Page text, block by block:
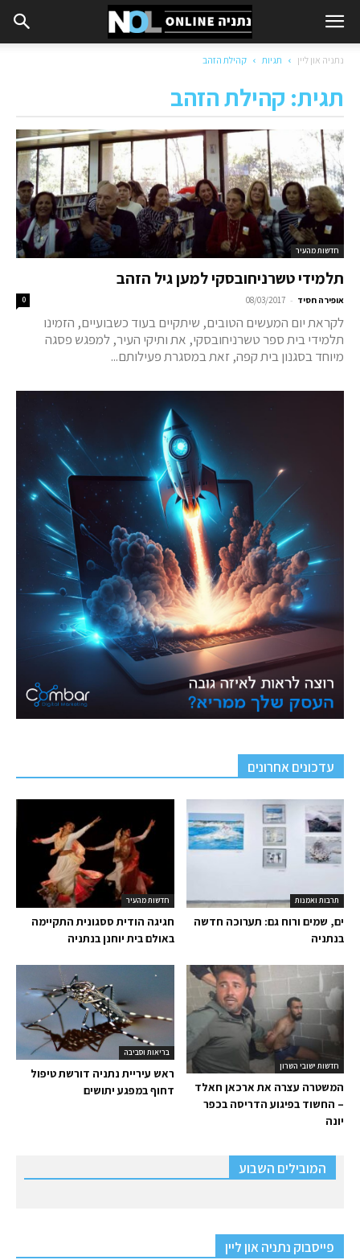
נתניה און ליין תגיות קהילת הזהב
תגית: קהילת הזהב
חדשות מהעיר
תלמידי טשרניחובסקי למען גיל הזהב
אופירה חסיד -
08/03/2017
0
לקראת יום המעשים הטובים, שיתקיים בעוד כשבועיים, הזמינו
תלמידי בית ספר טשרניחובסקי, את ותיקי העיר, למפגש פסגה
מיוחד בסגנון בית קפה, זאת במסגרת פעילותם...
עדכונים אחרונים
חדשות מהעיר
חגיגה הודית ססגונית התקיימה
באולם בית יוחנן בנתניה
תרבות ואמנות
ים, שמים ורוח גם: תערוכה חדשה
בנתניה
בריאות וסביבה
ראש עיריית נתניה דורשת טיפול
דחוף במפגע יתושים
חדשות ישובי השרון
המשטרה עצרה את ארכאן חאלד
– החשוד בפיגוע הדריסה בכפר
יונה
המובילים השבוע
פייסבוק נתניה און ליין